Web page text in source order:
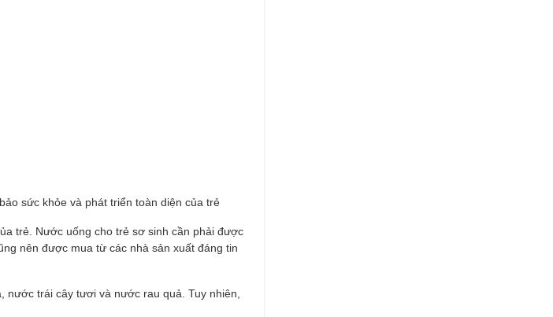
sức khỏe và phát triển toàn diện của trẻ
trẻ. Nước uống cho trẻ sơ sinh cần phải được
nên được mua từ các nhà sản xuất đáng tin
trái cây tươi và nước rau quả. Tuy nhiên,